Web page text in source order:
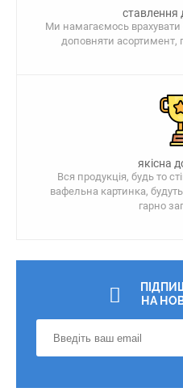
ставлення
Ми намагаємось врахувати
доповняти асортимент,
якісна
Вся продукція, будь то
вафельна картинка, будуть
гарно
НА